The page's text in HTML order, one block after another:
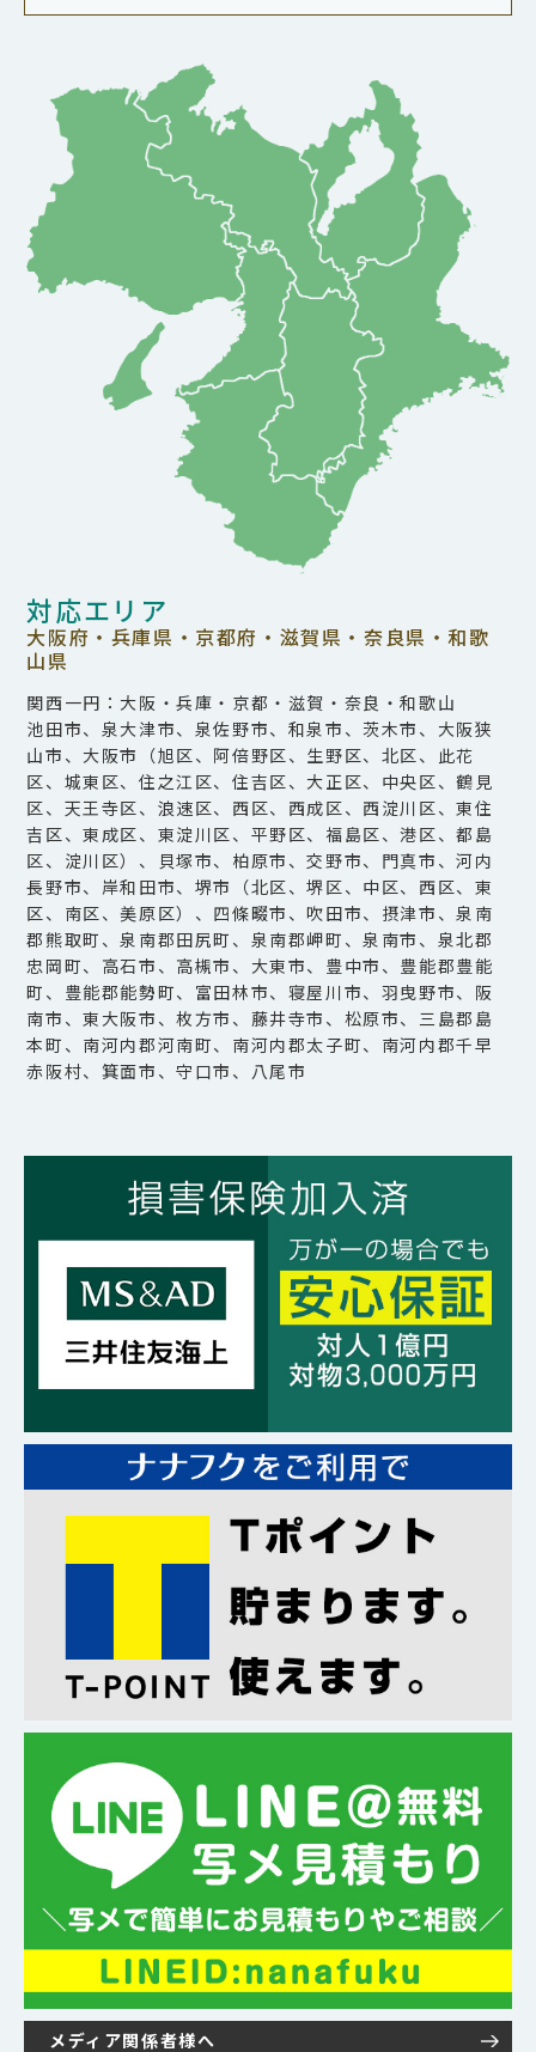
対応エリア
大阪府・兵庫県・京都府・滋賀県・奈良県・和歌
山県
関西一円：大阪・兵庫・京都・滋賀・奈良・和歌山
池田市、泉大津市、泉佐野市、和泉市、茨木市、大阪狭
山市、大阪市（旭区、阿倍野区、生野区、北区、此花
区、城東区、住之江区、住吉区、大正区、中央区、鶴見
区、天王寺区、浪速区、西区、西成区、西淀川区、東住
吉区、東成区、東淀川区、平野区、福島区、港区、都島
区、淀川区）、貝塚市、柏原市、交野市、門真市、河内
長野市、岸和田市、堺市（北区、堺区、中区、西区、東
区、南区、美原区）、四條畷市、吹田市、摂津市、泉南
郡熊取町、泉南郡田尻町、泉南郡岬町、泉南市、泉北郡
忠岡町、高石市、高槻市、大東市、豊中市、豊能郡豊能
町、豊能郡能勢町、富田林市、寝屋川市、羽曳野市、阪
南市、東大阪市、枚方市、藤井寺市、松原市、三島郡島
本町、南河内郡河南町、南河内郡太子町、南河内郡千早
赤阪村、箕面市、守口市、八尾市
メディア関係者様へ